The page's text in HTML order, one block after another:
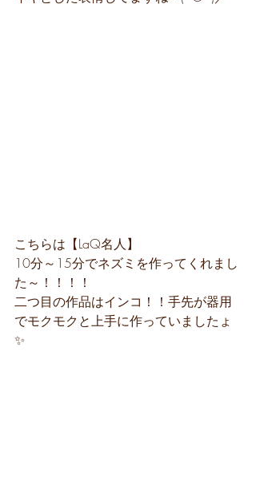
こちらは【LaQ名人】
10分～15分でネズミを作ってくれまし
た～！！！！
二つ目の作品はインコ！！手先が器用
でモクモクと上手に作っていましたょ
✨